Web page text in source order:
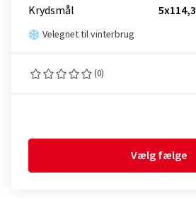
Krydsmål 5x114,3
Velegnet til vinterbrug
(0)
Vælg fælge